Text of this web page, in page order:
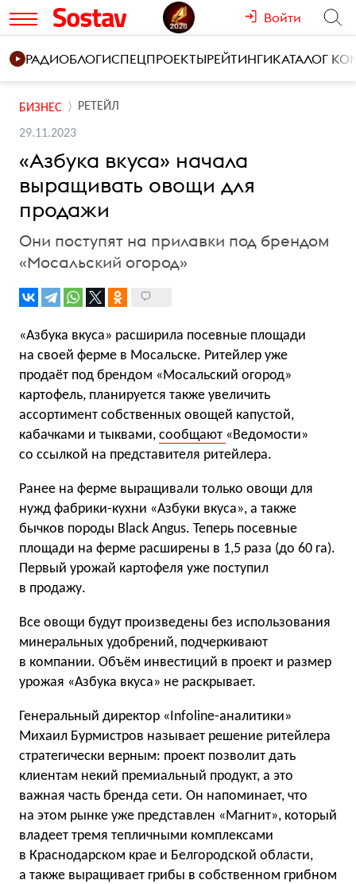
Войти
РАДИОБЛОГИСПЕЦПРОЕКТЫРЕЙТИНГИКАТАЛОГ
БИЗНЕС РЕТЕЙЛ
29.11.2023
«Азбука вкуса» начала
выращивать овощи для
продажи
Они поступят на прилавки под брендом
«Мосальский огород»
«Азбука вкуса» расширила посевные площади
на своей ферме в Мосальске. Ритейлер уже
продаёт под брендом «Мосальский огород»
картофель, планируется также увеличить
ассортимент собственных овощей капустой,
кабачками и тыквами, сообщают «Ведомости»
со ссылкой на представителя ритейлера.
Ранее на ферме выращивали только овощи для
нужд фабрики-кухни «Азбуки вкуса», а также
бычков породы Black Angus. Теперь посевные
площади на ферме расширены в 1,5 раза (до 60 га).
Первый урожай картофеля уже поступил
в продажу.
Все овощи будут произведены без использования
минеральных удобрений, подчеркивают
в компании. Объём инвестиций в проект и размер
урожая «Азбука вкуса» не раскрывает.
Генеральный директор «Infoline-аналитики»
Михаил Бурмистров называет решение ритейлера
стратегически верным: проект позволит дать
клиентам некий премиальный продукт, а это
важная часть бренда сети. Он напоминает, что
на этом рынке уже представлен «Магнит», который
владеет тремя тепличными комплексами
в Краснодарском крае и Белгородской области,
а также выращивает грибы в собственном грибном